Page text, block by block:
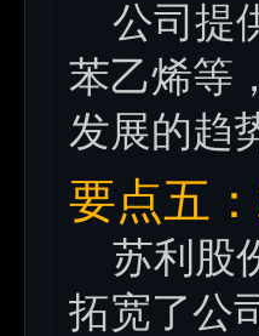
公司提
苯乙烯等
发展的趋
要点五
苏利股
拓宽了公